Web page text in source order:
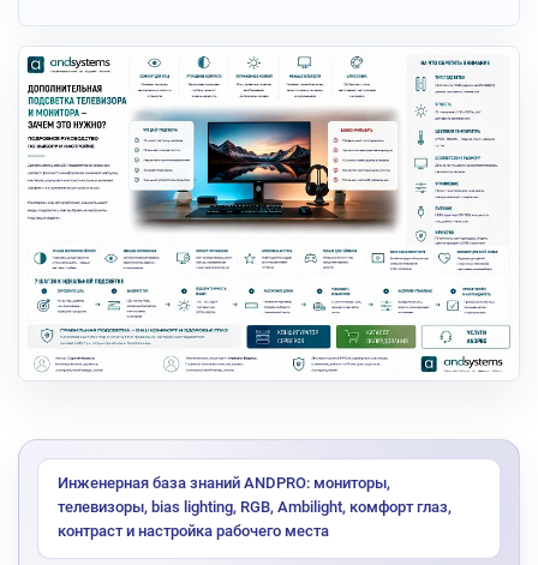
Инженерная база знаний ANDPRO: мониторы,
телевизоры, bias lighting, RGB, Ambilight, комфорт глаз,
контраст и настройка рабочего места